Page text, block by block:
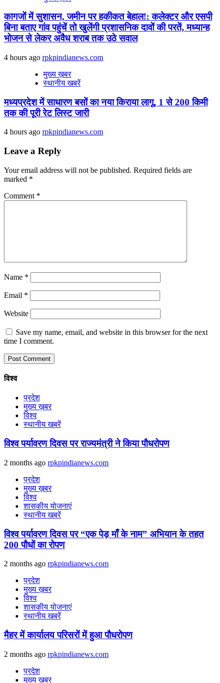
कागजों में सुशासन, जमीन पर हकीकत बेहाल!: कलेक्टर और एसपी
बिना बताए गांव पहुंचें तो खुलेंगी प्रशासनिक दावों की परतें, मध्यान्ह
भोजन से लेकर अवैध शराब तक उठे सवाल
4 hours ago rpkpindianews.com
मुख्य ख़बर
स्थानीय खबरें
मध्यप्रदेश में साधारण बसों का नया किराया लागू, 1 से 200 किमी
तक की पूरी रेट लिस्ट जारी
4 hours ago rpkpindianews.com
Leave a Reply
Your email address will not be published. Required fields are
marked *
Comment *
Name *
Email *
Website
Save my name, email, and website in this browser for the next
time I comment.
विश्व
प्रदेश
मुख्य ख़बर
विश्व
स्थानीय खबरें
विश्व पर्यावरण दिवस पर राज्यमंत्री ने किया पौधरोपण
2 months ago rpkpindianews.com
प्रदेश
मुख्य ख़बर
विश्व
शासकीय योजनाएं
स्थानीय खबरें
विश्व पर्यावरण दिवस पर “एक पेड़ माँ के नाम” अभियान के तहत
200 पौधों का रोपण
2 months ago rpkpindianews.com
प्रदेश
मुख्य ख़बर
विश्व
शासकीय योजनाएं
स्थानीय खबरें
मैहर में कार्यालय परिसरों में हुआ पौधरोपण
2 months ago rpkpindianews.com
प्रदेश
मुख्य ख़बर